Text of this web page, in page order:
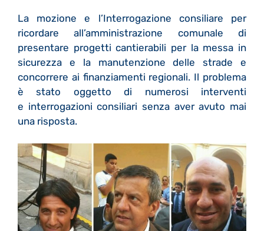
La mozione e l’Interrogazione consiliare per
ricordare all’amministrazione comunale di
presentare progetti cantierabili per la messa in
sicurezza e la manutenzione delle strade e
concorrere ai finanziamenti regionali. Il problema
è stato oggetto di numerosi interventi
e interrogazioni consiliari senza aver avuto mai
una risposta.